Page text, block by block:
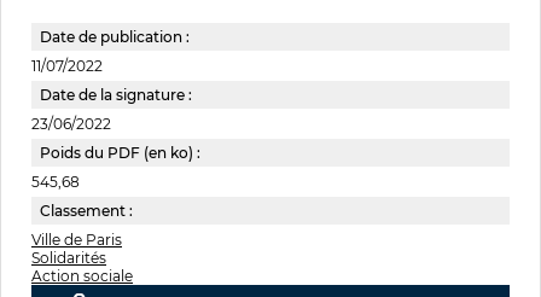
Date de publication :
11/07/2022
Date de la signature :
23/06/2022
Poids du PDF (en ko) :
545,68
Classement :
Ville de Paris
Solidarités
Action sociale